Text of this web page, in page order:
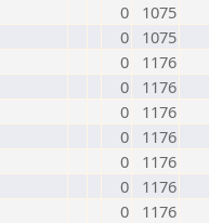
0
1075
0
1075
0
1176
0
1176
0
1176
0
1176
0
1176
0
1176
0
1176